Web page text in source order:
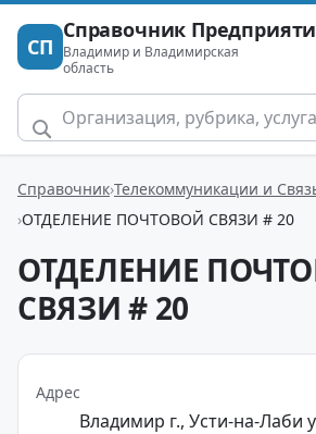
СП
Справочник
Владимир и Владимирская
область
Справочник Телекоммуникации и
ОТДЕЛЕНИЕ ПОЧТОВОЙ СВЯЗИ # 20
ОТДЕЛЕНИЕ
СВЯЗИ # 20
Адрес
Владимир г., Усти-на-Лаби